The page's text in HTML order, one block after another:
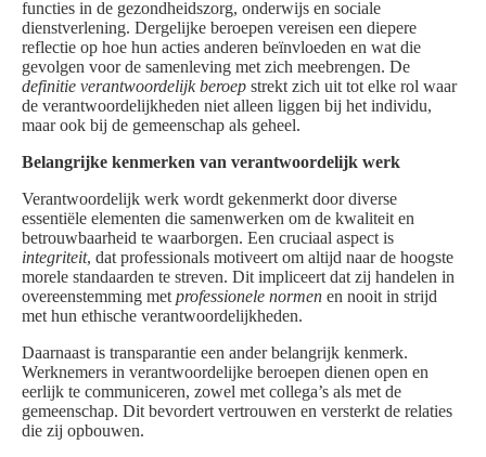
functies in de gezondheidszorg, onderwijs en sociale
dienstverlening. Dergelijke beroepen vereisen een diepere
reflectie op hoe hun acties anderen beïnvloeden en wat die
gevolgen voor de samenleving met zich meebrengen. De
definitie verantwoordelijk beroep strekt zich uit tot elke rol waar
de verantwoordelijkheden niet alleen liggen bij het individu,
maar ook bij de gemeenschap als geheel.
Belangrijke kenmerken van verantwoordelijk werk
Verantwoordelijk werk wordt gekenmerkt door diverse
essentiële elementen die samenwerken om de kwaliteit en
betrouwbaarheid te waarborgen. Een cruciaal aspect is
integriteit, dat professionals motiveert om altijd naar de hoogste
morele standaarden te streven. Dit impliceert dat zij handelen in
overeenstemming met professionele normen en nooit in strijd
met hun ethische verantwoordelijkheden.
Daarnaast is transparantie een ander belangrijk kenmerk.
Werknemers in verantwoordelijke beroepen dienen open en
eerlijk te communiceren, zowel met collega’s als met de
gemeenschap. Dit bevordert vertrouwen en versterkt de relaties
die zij opbouwen.